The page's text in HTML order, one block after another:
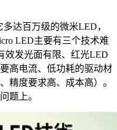
达百万级的微米LED，
LED主要有三个技术难
效发光面有限、红光LED
高电流、低功耗的驱动材
精度要求高、成本高）。
题上。